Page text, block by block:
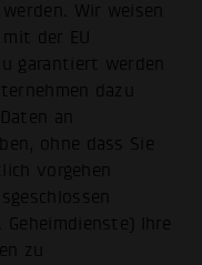
Wir weisen
der EU
garantiert werden
dazu
an
ohne dass Sie
vorgehen
Ihre
zu